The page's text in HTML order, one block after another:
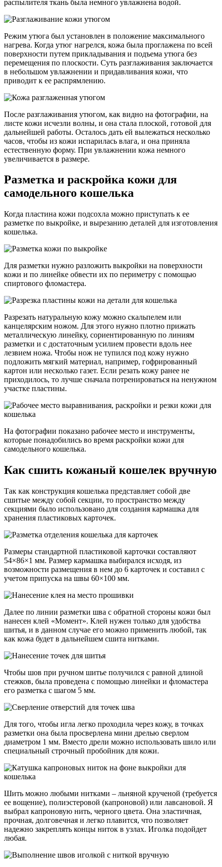
распылителя ткань была немного увлажнена водой.
Режим утюга был установлен в положение максимального
нагрева. Когда утюг нагрелся, кожа была проглажена по всей
поверхности путем прикладывания и подъема утюга без
перемещения по плоскости. Суть разглаживания заключается
в небольшом увлажнении и придавливания кожи, что
приводит к ее распрямлению.
После разглаживания утюгом, как видно на фотографии, на
листе кожи исчезли волны, и она стала плоской, готовой для
дальнейшей работы. Осталось дать ей вылежаться несколько
часов, чтобы из кожи испарилась влага, и она приняла
естественную форму. При увлажнении кожа немного
увеличивается в размере.
Разметка и раскройка кожи для
самодельного кошелька
Когда пластина кожи подсохла можно приступать к ее
разметке по выкройке, и вырезанию деталей для изготовления
кошелька.
Для разметки нужно разложить выкройки на поверхности
кожи и по линейке обвести их по периметру с помощью
спиртового фломастера.
Разрезать натуральную кожу можно скальпелем или
канцелярским ножом. Для этого нужно плотно прижать
металлическую линейку, сориентированную по линиям
разметки и с достаточным усилием провести вдоль нее
лезвием ножа. Чтобы нож не тупился под кожу нужно
подложить мягкий материал, например, гофрированный
картон или несколько газет. Если резать кожу ранее не
приходилось, то лучше сначала потренироваться на ненужном
участке пластины.
На фотографии показано рабочее место и инструменты,
которые понадобились во время раскройки кожи для
самодельного кошелька.
Как сшить кожаный кошелек вручную
Так как конструкция кошелька представляет собой две
сшитые между собой секции, то пространство между
секциями было использовано для создания кармашка для
хранения пластиковых карточек.
Размеры стандартной пластиковой карточки составляют
54×86×1 мм. Размер кармашка выбирался исходя, из
возможности размещения в нем до 6 карточек и составил с
учетом припуска на швы 60×100 мм.
Далее по линии разметки шва с обратной стороны кожи был
нанесен клей «Момент». Клей нужен только для удобства
шитья, и в данном случае его можно применить любой, так
как кожа будет в дальнейшем сшита нитками.
Чтобы шов при ручном шитье получился с равной длиной
стежков, была проведена с помощью линейки и фломастера
его разметка с шагом 5 мм.
Для того, чтобы игла легко проходила через кожу, в точках
разметки она была просверлена мини дрелью сверлом
диаметром 1 мм. Вместо дрели можно использовать шило или
специальный строчный пробойник для кожи.
Шить можно любыми нитками – льняной крученой (требуется
ее вощение), полиэстеровой (капроновой) или лавсановой. Я
выбрал капроновую нить, черного цвета. Она эластичная,
прочная, долговечная и легко плавится, что позволяет
надежно закреплять концы ниток в узлах. Иголка подойдет
любая.